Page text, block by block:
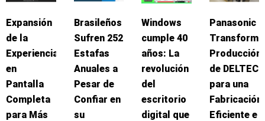
Expansión
de la
Experiencia
en
Pantalla
Completa
para Más
Brasileños
Sufren 252
Estafas
Anuales a
Pesar de
Confiar en
su
Windows
cumple 40
años: La
revolución
del
escritorio
digital que
Panasonic
Transforma
Producción
de DELTEC
para una
Fabricación
Eficiente e